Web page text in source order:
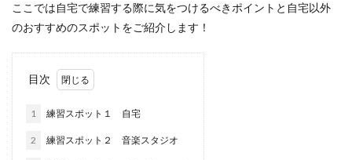
ここでは自宅で練習する際に気をつけるべきポイントと自宅以外
のおすすめのスポットをご紹介します！
目次
1 練習スポット１ 自宅
2 練習スポット２ 音楽スタジオ